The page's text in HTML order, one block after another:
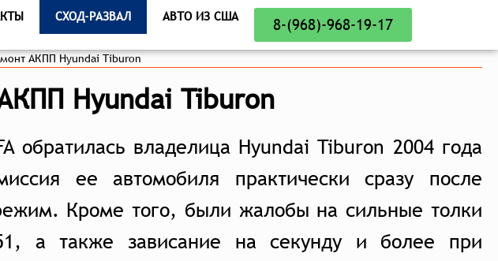
СХОД-РАЗВАЛ АВТО ИЗ США 8-(968)-968-19-17
АКПП Hyundai Tiburon
Hyundai Tiburon
обратилась владелица Hyundai Tiburon 2004 года
ее автомобиля практически сразу после
Кроме того, были жалобы на сильные толки
а также зависание на секунду и более при